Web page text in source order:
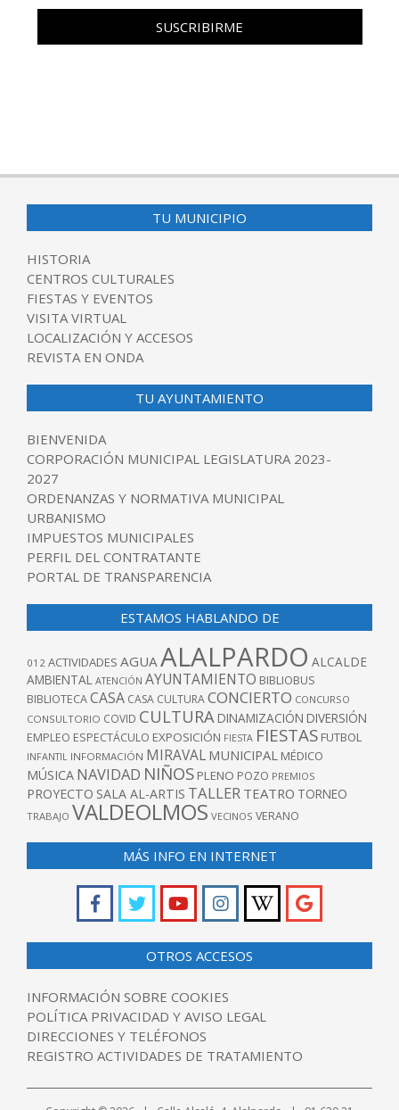
TU MUNICIPIO
HISTORIA
CENTROS CULTURALES
FIESTAS Y EVENTOS
VISITA VIRTUAL
LOCALIZACIÓN Y ACCESOS
REVISTA EN ONDA
TU AYUNTAMIENTO
BIENVENIDA
CORPORACIÓN MUNICIPAL LEGISLATURA 2023-
2027
ORDENANZAS Y NORMATIVA MUNICIPAL
URBANISMO
IMPUESTOS MUNICIPALES
PERFIL DEL CONTRATANTE
PORTAL DE TRANSPARENCIA
ESTAMOS HABLANDO DE
012 ACTIVIDADES AGUAALALPARDO ALCALDE
AMBIENTAL ATENCIÓN AYUNTAMIENTO BIBLIOBUS
BIBLIOTECACASA CASA CULTURACONCIERTO CONCURSO
CONSULTORIO COVID CULTURA DINAMIZACIÓN DIVERSIÓN
EMPLEO ESPECTÁCULO EXPOSICIÓN FIESTA FIESTAS FUTBOL
INFANTIL INFORMACIÓN MIRAVAL MUNICIPAL MÉDICO
MÚSICA NAVIDAD NIÑOS PLENO POZO PREMIOS
PROYECTO SALA AL-ARTIS TALLER TEATRO TORNEO
TRABAJO VALDEOLMOS VECINOS VERANO
MÁS INFO EN INTERNET
OTROS ACCESOS
INFORMACIÓN SOBRE COOKIES
POLÍTICA PRIVACIDAD Y AVISO LEGAL
DIRECCIONES Y TELÉFONOS
REGISTRO ACTIVIDADES DE TRATAMIENTO